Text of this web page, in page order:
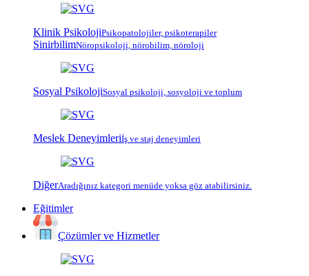
Klinik PsikolojiPsikopatolojiler, psikoterapiler
SinirbilimNöropsikoloji, nörobilim, nöroloji
Sosyal PsikolojiSosyal psikoloji, sosyoloji ve toplum
Meslek Deneyimleriİş ve staj deneyimleri
DiğerAradığınız kategori menüde yoksa göz atabilirsiniz.
Eğitimler
Çözümler ve Hizmetler